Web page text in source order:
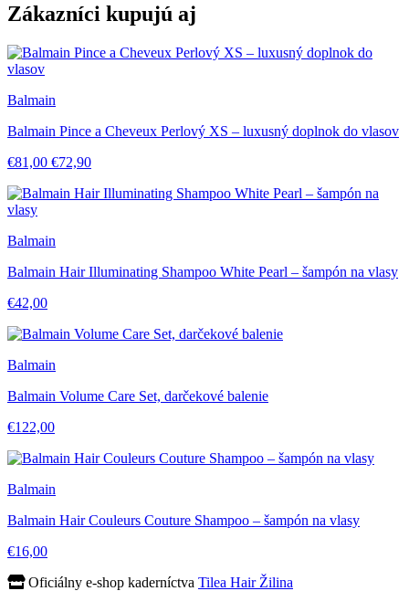
Zákazníci kupujú aj
Balmain
Balmain Pince a Cheveux Perlový XS – luxusný doplnok do vlasov
€81,00 €72,90
Balmain
Balmain Hair Illuminating Shampoo White Pearl – šampón na vlasy
€42,00
Balmain
Balmain Volume Care Set, darčekové balenie
€122,00
Balmain
Balmain Hair Couleurs Couture Shampoo – šampón na vlasy
€16,00
Oficiálny e-shop kaderníctva Tilea Hair Žilina